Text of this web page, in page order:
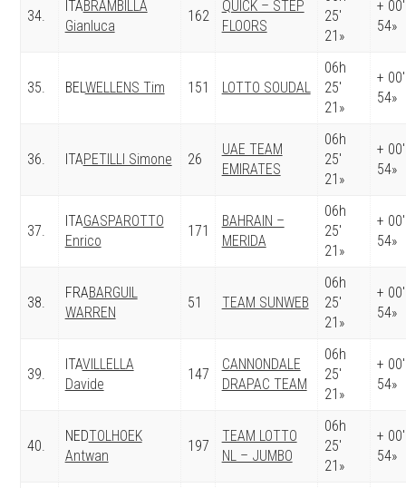
34.
ITABRAMBILLA
Gianluca
162
QUICK – STEP
FLOORS
25′
21»
+ 00′
54»
35. BELWELLENS Tim 151 LOTTO SOUDAL
06h
25′
21»
+ 00′
54»
36. ITAPETILLI Simone 26
UAE TEAM
EMIRATES
06h
25′
21»
+ 00′
54»
37.
ITAGASPAROTTO
Enrico
171
BAHRAIN –
MERIDA
06h
25′
21»
+ 00′
54»
38.
FRABARGUIL
WARREN
51 TEAM SUNWEB
06h
25′
21»
+ 00′
54»
39.
ITAVILLELLA
Davide
147
CANNONDALE
DRAPAC TEAM
06h
25′
21»
+ 00′
54»
40.
NEDTOLHOEK
Antwan
197
TEAM LOTTO
NL – JUMBO
06h
25′
21»
+ 00′
54»